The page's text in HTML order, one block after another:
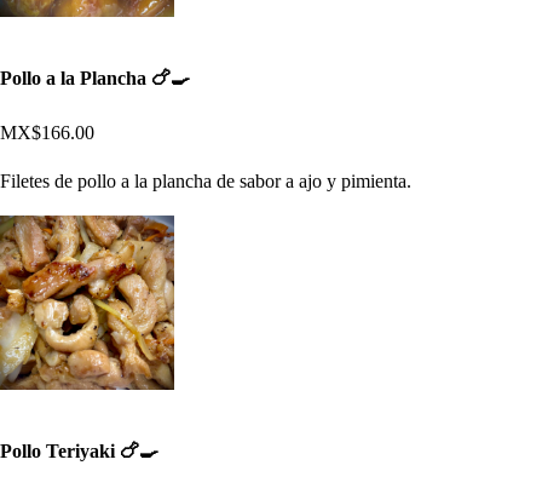
Pollo a la Plancha 🍗🍳
MX$166.00
Filetes de pollo a la plancha de sabor a ajo y pimienta.
Pollo Teriyaki 🍗🍳